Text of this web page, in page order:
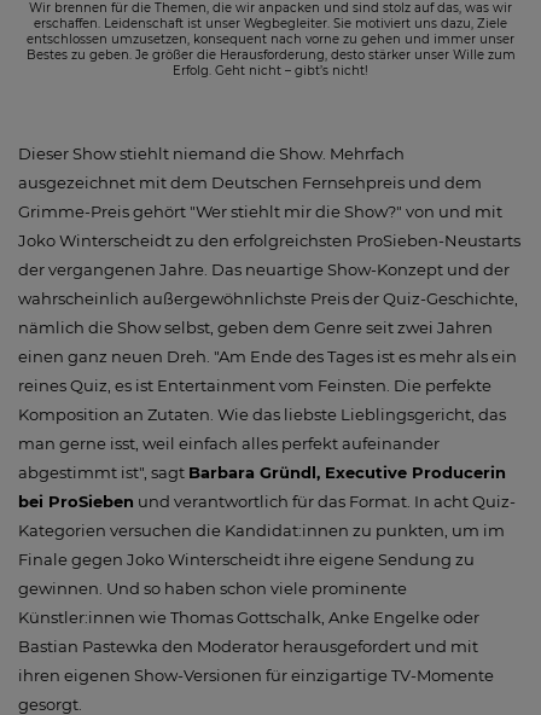
Wir brennen für die Themen, die wir anpacken und sind stolz auf das, was wir
erschaffen. Leidenschaft ist unser Wegbegleiter. Sie motiviert uns dazu, Ziele
entschlossen umzusetzen, konsequent nach vorne zu gehen und immer unser
Bestes zu geben. Je größer die Herausforderung, desto stärker unser Wille zum
Erfolg. Geht nicht – gibt’s nicht!
Dieser Show stiehlt niemand die Show. Mehrfach
ausgezeichnet mit dem Deutschen Fernsehpreis und dem
Grimme-Preis gehört "Wer stiehlt mir die Show?" von und mit
Joko Winterscheidt zu den erfolgreichsten ProSieben-Neustarts
der vergangenen Jahre. Das neuartige Show-Konzept und der
wahrscheinlich außergewöhnlichste Preis der Quiz-Geschichte,
nämlich die Show selbst, geben dem Genre seit zwei Jahren
einen ganz neuen Dreh. "Am Ende des Tages ist es mehr als ein
reines Quiz, es ist Entertainment vom Feinsten. Die perfekte
Komposition an Zutaten. Wie das liebste Lieblingsgericht, das
man gerne isst, weil einfach alles perfekt aufeinander
abgestimmt ist", sagt Barbara Gründl, Executive Producerin
bei ProSieben und verantwortlich für das Format. In acht Quiz-
Kategorien versuchen die Kandidat:innen zu punkten, um im
Finale gegen Joko Winterscheidt ihre eigene Sendung zu
gewinnen. Und so haben schon viele prominente
Künstler:innen wie Thomas Gottschalk, Anke Engelke oder
Bastian Pastewka den Moderator herausgefordert und mit
ihren eigenen Show-Versionen für einzigartige TV-Momente
gesorgt.